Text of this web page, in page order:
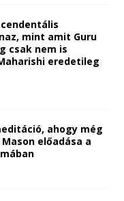
mint amit Guru
csak nem is
eredetileg
ahogy még
előadása a